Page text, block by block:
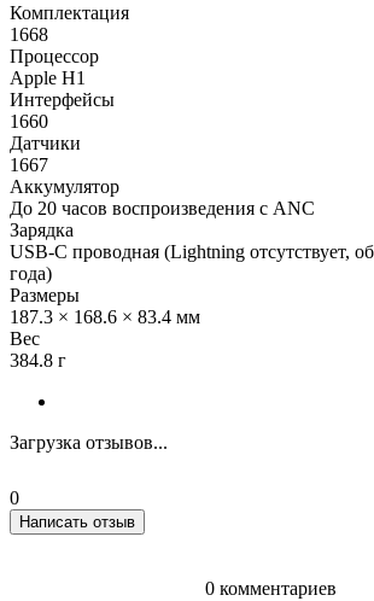
Комплектация
1668
Процессор
Apple H1
Интерфейсы
1660
Датчики
1667
Аккумулятор
До 20 часов воспроизведения с ANC
Зарядка
USB-C проводная (Lightning отсутствует,
года)
Размеры
187.3 × 168.6 × 83.4 мм
Вес
384.8 г
Загрузка отзывов...
0
Написать отзыв
0 комментариев